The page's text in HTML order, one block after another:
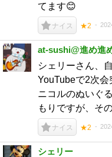
てます😊
ナイス ★2
at-sushi@進め進
シェリーさん、
YouTubeで2次
ニコルのぬいぐ
もりですが、そ
ナイス ★2
シェリー